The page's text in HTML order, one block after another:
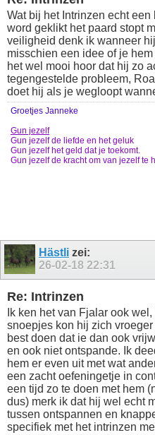
Wat bij het Intrinzen echt
word geklikt het paard stopt
veiligheid denk ik wanneer
misschien een idee of je
het wel mooi hoor dat hij zo
tegengestelde probleem,
doet hij als je wegloopt
Groetjes Janneke
Gun jezelf
Gun jezelf de liefde en het geluk
Gun jezelf het geld dat je toekomt.
Gun jezelf de kracht om van jezelf te
Hästli zei:
26-02-18 22:31
Re: Intrinzen
Ik ken het van Fjalar ook
snoepjes kon hij zich
best doen dat ie dan ook
en ook niet ontspande. Ik
hem er even uit met wat
een zacht oefeningetje in
een tijd zo te doen met hem
dus) merk ik dat hij wel echt
tussen ontspannen en
specifiek met het intrinzen